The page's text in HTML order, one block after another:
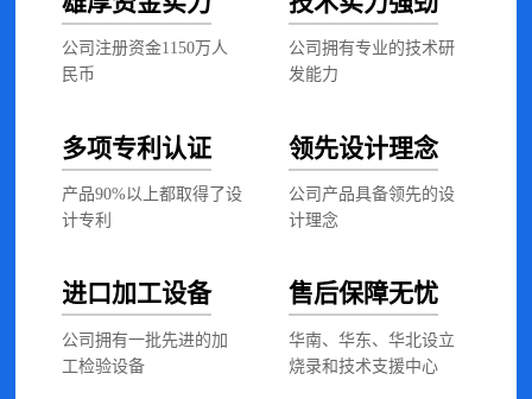
公司注册资金1150万人
民币
公司拥有专业的技术研
发能力
多项专利认证
产品90%以上都取得了设
计专利
领先设计理念
公司产品具备领先的设
计理念
进口加工设备
公司拥有一批先进的加
工检验设备
售后保障无忧
华南、华东、华北设立
烧录和技术支援中心